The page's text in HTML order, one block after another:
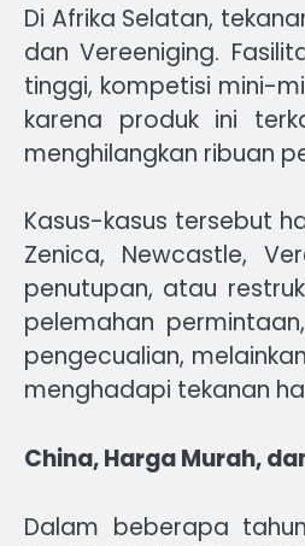
Di Afrika Selatan,
dan Vereeniging.
tinggi, kompetisi mini-
karena produk ini
menghilangkan ribuan
Kasus-kasus tersebut
Zenica, Newcastle,
penutupan, atau
pelemahan
pengecualian,
menghadapi tekanan
China, Harga Murah,
Dalam beberapa